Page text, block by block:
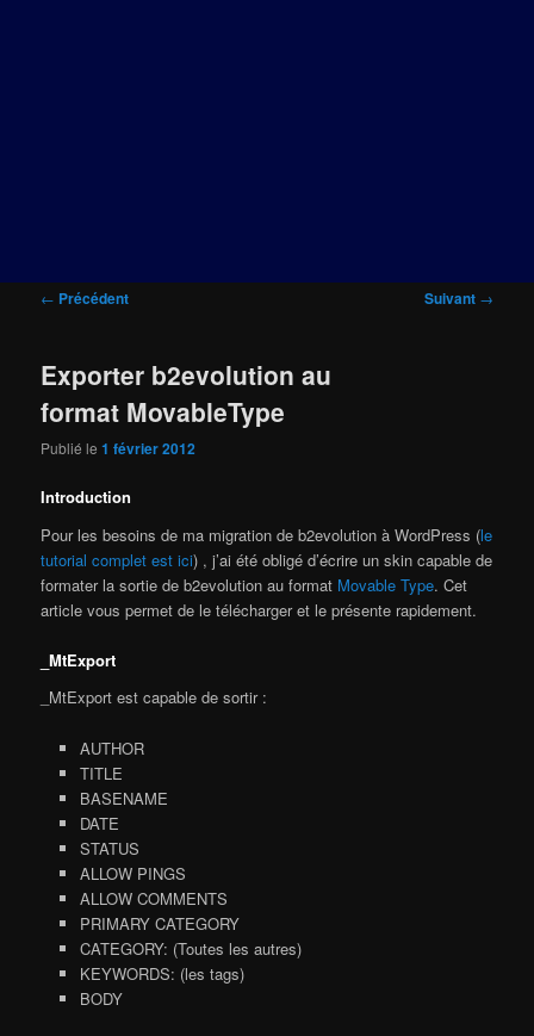
Navigation
← Précédent Suivant →
Exporter b2evolution au
format MovableType
Publié le1 février 2012
Introduction
Pour les besoins de ma migration de b2evolution à WordPress (le
tutorial complet est ici) , j’ai été obligé d’écrire un skin capable de
formater la sortie de b2evolution au format Movable Type. Cet
article vous permet de le télécharger et le présente rapidement.
_MtExport
_MtExport est capable de sortir :
AUTHOR
TITLE
BASENAME
DATE
STATUS
ALLOW PINGS
ALLOW COMMENTS
PRIMARY CATEGORY
CATEGORY: (Toutes les autres)
KEYWORDS: (les tags)
BODY